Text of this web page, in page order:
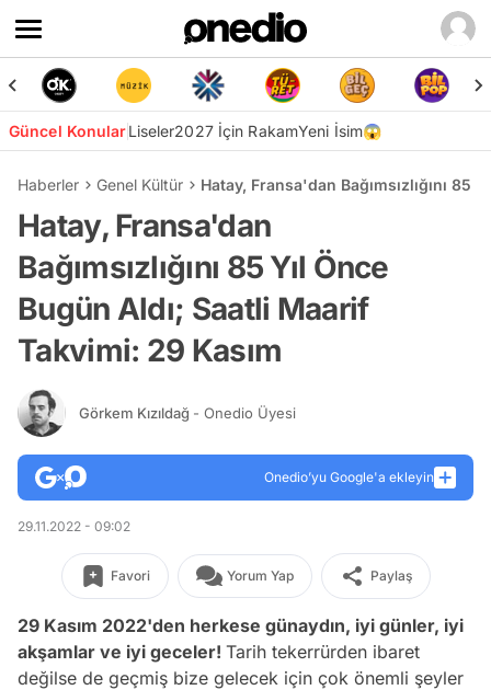
Güncel KonularLiseler2027 İçin RakamYeni İsim😱
Haberler Genel Kültür Hatay, Fransa'dan Bağımsızlığını 85
Hatay, Fransa'dan
Bağımsızlığını 85 Yıl Önce
Bugün Aldı; Saatli Maarif
Takvimi: 29 Kasım
Görkem Kızıldağ - Onedio Üyesi
Onedio’yu Google'a ekleyin
29.11.2022 - 09:02
Favori Yorum Yap Paylaş
29 Kasım 2022'den herkese günaydın, iyi günler, iyi
akşamlar ve iyi geceler! Tarih tekerrürden ibaret
değilse de geçmiş bize gelecek için çok önemli şeyler